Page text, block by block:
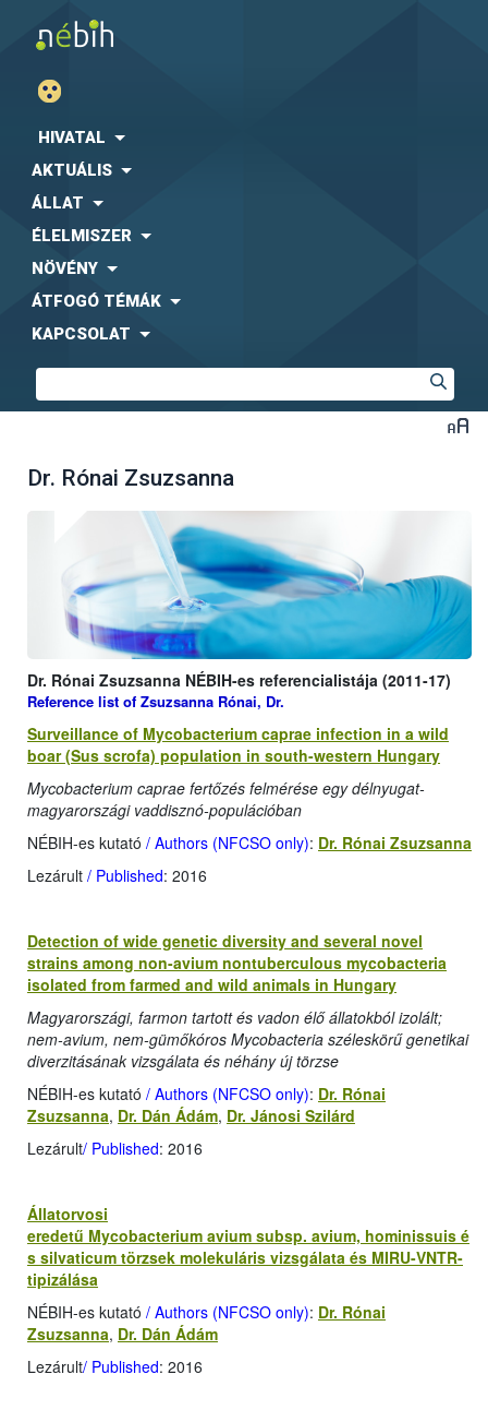
HIVATAL
AKTUÁLIS
ÁLLAT
ÉLELMISZER
NÖVÉNY
ÁTFOGÓ TÉMÁK
KAPCSOLAT
Dr. Rónai Zsuzsanna
Dr. Rónai Zsuzsanna NÉBIH-es referencialistája (2011-17)
Reference list of Zsuzsanna Rónai, Dr.
Surveillance of Mycobacterium caprae infection in a wild
boar (Sus scrofa) population in south-western Hungary
Mycobacterium caprae fertőzés felmérése egy délnyugat-
magyarországi vaddisznó-populációban
NÉBIH-es kutató / Authors (NFCSO only): Dr. Rónai Zsuzsanna
Lezárult / Published: 2016
Detection of wide genetic diversity and several novel
strains among non-avium nontuberculous mycobacteria
isolated from farmed and wild animals in Hungary
Magyarországi, farmon tartott és vadon élő állatokból izolált;
nem-avium, nem-gümőkóros Mycobacteria széleskörű genetikai
diverzitásának vizsgálata és néhány új törzse
NÉBIH-es kutató / Authors (NFCSO only): Dr. Rónai
Zsuzsanna, Dr. Dán Ádám, Dr. Jánosi Szilárd
Lezárult/ Published: 2016
Állatorvosi
eredetű Mycobacterium avium subsp. avium, hominissuis é
s silvaticum törzsek molekuláris vizsgálata és MIRU-VNTR-
tipizálása
NÉBIH-es kutató / Authors (NFCSO only): Dr. Rónai
Zsuzsanna, Dr. Dán Ádám
Lezárult/ Published: 2016